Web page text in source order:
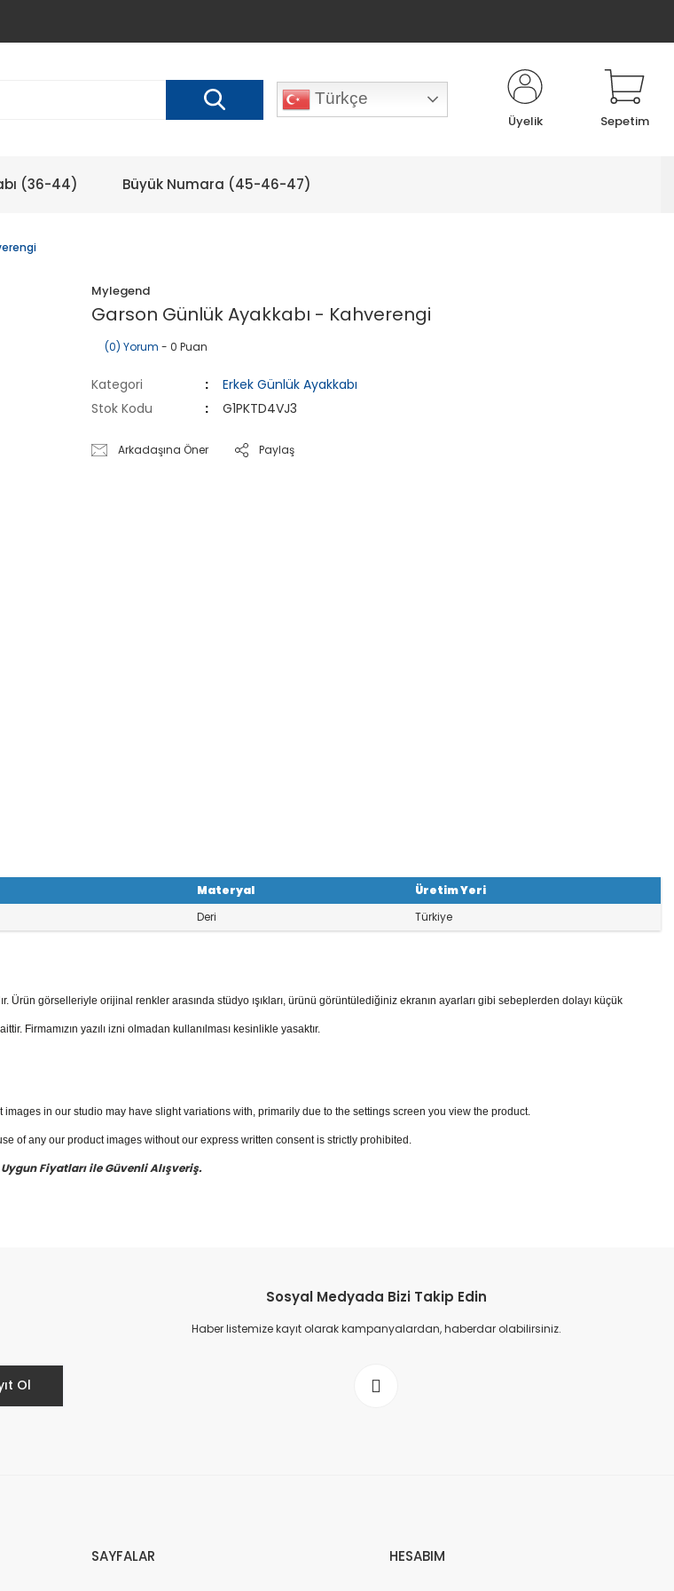
Türkçe
Üyelik Sepetim
(36-44) Büyük Numara (45-46-47)
Mylegend
Garson Günlük Ayakkabı - Kahverengi
(0) Yorum - 0 Puan
Kategori
Erkek Günlük Ayakkabı
Stok Kodu
G1PKTD4VJ3
Arkadaşına Öner Paylaş
Materyal
Üretim Yeri
Deri Türkiye
Sandaletler, Deri
Outdoor
görselleriyle orijinal renkler arasında stüdyo ışıkları, ürünü görüntülediğiniz ekranın ayarları gibi sebeplerden dolayı küçük
Firmamızın yazılı izni olmadan kullanılması kesinlikle yasaktır.
in our studio may have slight variations with, primarily due to the settings screen you view the product.
of any our product images without our express written consent is strictly prohibited.
Fiyatları ile Güvenli Alışveriş.
Ol
Sosyal Medyada Bizi Takip Edin
Haber listemize kayıt olarak kampanyalardan, haberdar olabilirsiniz.
SAYFALAR HESABIM